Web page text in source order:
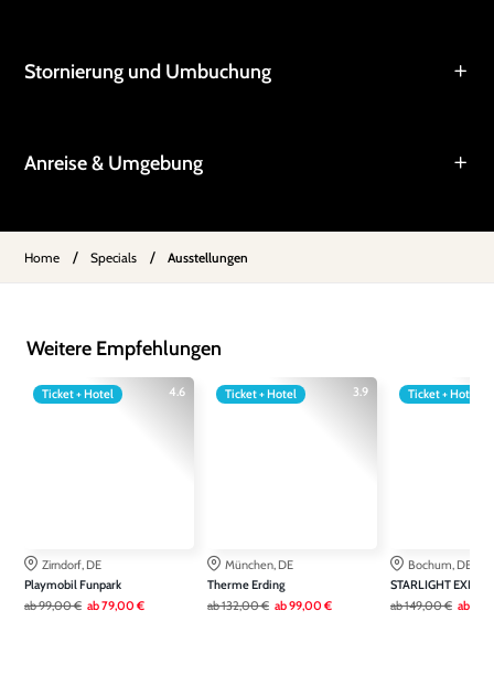
Stornierung und Umbuchung
Anreise & Umgebung
Home / Specials / Ausstellungen
Weitere Empfehlungen
4.6
Ticket + Hotel
Zirndorf, DE
Playmobil Funpark
ab99,00 € ab79,00 €
3.9
Ticket + Hotel
München, DE
Therme Erding
ab132,00 € ab99,00 €
Ticket + Hotel
Bochum, DE
STARLIGHT
ab149,00 € ab